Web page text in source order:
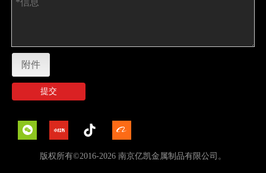
附件
提交
版权所有©2016-2026 南京亿凯金属制品有限公司。